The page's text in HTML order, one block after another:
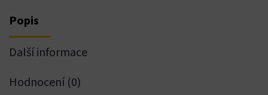
Hacklink panel
Hacklink satın al
Hacklink panel
Popis
Další informace
Hodnocení (0)